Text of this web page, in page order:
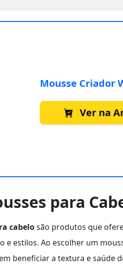
Mousse Criador
Ver na
para
cabelosão produtos que
e estilos. Ao escolher um
beneficiar a textura e saúde